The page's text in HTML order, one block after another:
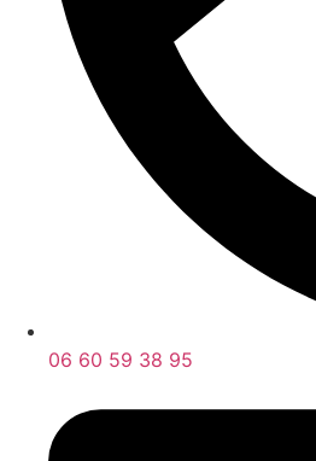
06 60 59 38 95